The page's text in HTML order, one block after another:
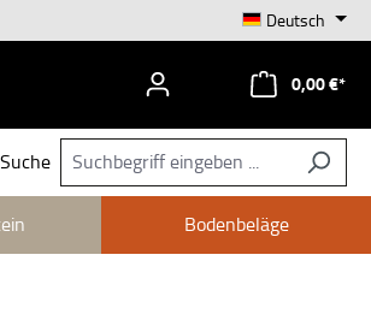
Deutsch
0,00 €*
Suche
Bodenbeläge